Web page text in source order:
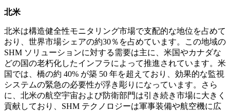
北米
北米は構造健全性モニタリング市場で支配的な地位を占めて
おり、世界市場シェアの約30％を占めています。この地域の
SHM ソリューションに対する需要は主に、米国やカナダな
どの国の老朽化したインフラによって推進されています。米
国では、橋の約 40% が築 50 年を超えており、効果的な監視
システムの緊急の必要性が浮き彫りになっています。さら
に、北米の航空宇宙および防衛部門は引き続き市場に大きく
貢献しており、SHM テクノロジーは軍事装備や航空機に広